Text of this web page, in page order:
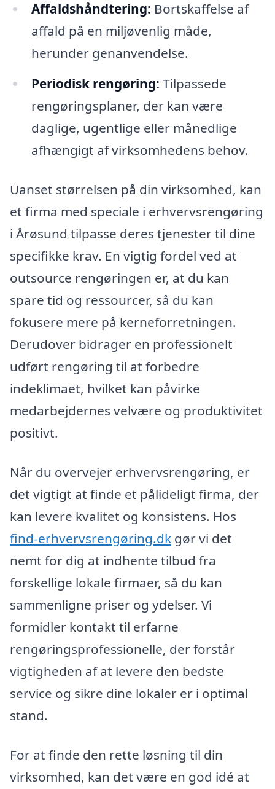
Affaldshåndtering: Bortskaffelse af
affald på en miljøvenlig måde,
herunder genanvendelse.
Periodisk rengøring: Tilpassede
rengøringsplaner, der kan være
daglige, ugentlige eller månedlige
afhængigt af virksomhedens behov.
Uanset størrelsen på din virksomhed, kan
et firma med speciale i erhvervsrengøring
i Årøsund tilpasse deres tjenester til dine
specifikke krav. En vigtig fordel ved at
outsource rengøringen er, at du kan
spare tid og ressourcer, så du kan
fokusere mere på kerneforretningen.
Derudover bidrager en professionelt
udført rengøring til at forbedre
indeklimaet, hvilket kan påvirke
medarbejdernes velvære og produktivitet
positivt.
Når du overvejer erhvervsrengøring, er
det vigtigt at finde et pålideligt firma, der
kan levere kvalitet og konsistens. Hos
find-erhvervsrengøring.dk gør vi det
nemt for dig at indhente tilbud fra
forskellige lokale firmaer, så du kan
sammenligne priser og ydelser. Vi
formidler kontakt til erfarne
rengøringsprofessionelle, der forstår
vigtigheden af at levere den bedste
service og sikre dine lokaler er i optimal
stand.
For at finde den rette løsning til din
virksomhed, kan det være en god idé at